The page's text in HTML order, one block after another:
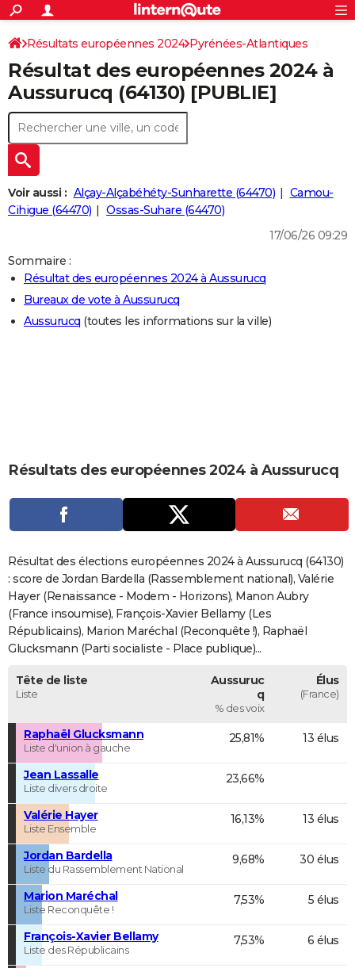
ACTUALITÉS
Politique
Société
Faits Divers
Education
Monde
Villes
+
SPORT
Coupe du monde 2026
Football
Tennis
Cyclisme
Rugby
Forum
Programme TV
TNT
Streaming
Cinéma
Sorties cinéma
Musique
+
FINANCE
Retraite
Impôts
Epargne
Immobilier
Risques naturels par ville
Banque
Assurance
Crédit
AUTO
Essais
Réserver un essai
Citadines
Berlines
SUV
Forum auto
+
HIGH-TECH
Mobiles
Meilleur smartphone
Internet
Ordinateurs
Jeux vidéo
Guide high-tech
+
BRICOLAGE
Guides de France
Escapades
Patrimoine
Expositions
Musées
Week-end nature
LIFESTYLE
Art de vivre
Bien-être
Loisirs
Mode
Modes de vie
CARTE DE VOEUX
Carte de Noël
Carte Bonne année
Carte Saint-Valentin
Carte Pâques
Carte d'anniversaire
DICTIONNAIRE
Dictionnaire
Biographies
Citations
Expressions
Proverbes
PROGRAMME TV
COPAINS D'AVANT
S'inscrire
Se connecter
Lycées
Collèges
Primaires
Universités
Entreprises
Service militaire
Avis de recherche
AVIS DE DÉCÈS
FORUM
Rechercher
S'inscrire
Connexion
Résultats européennes 2024 Pyrénées-Atlantiques
Résultat des européennes 2024 à
Aussurucq (64130) [PUBLIE]
Voir aussi : Alçay-Alçabéhéty-Sunharette (64470)
Camou-
Cihigue (64470)
Ossas-Suhare (64470)
17/06/26 09:29
Sommaire :
Résultat des européennes 2024 à Aussurucq
Bureaux de vote à Aussurucq
Aussurucq (toutes les informations sur la ville)
Résultats des européennes 2024 à Aussurucq
Résultat des élections européennes 2024 à Aussurucq (64130)
: score de Jordan Bardella (Rassemblement national), Valérie
Hayer (Renaissance - Modem - Horizons), Manon Aubry
(France insoumise), François-Xavier Bellamy (Les
Républicains), Marion Maréchal (Reconquête !), Raphaël
Glucksmann (Parti socialiste - Place publique)...
Tête de liste
Liste
Aussuruc
q
% des voix
Élus
(France)
Raphaël Glucksmann
Liste d'union à gauche
25,81% 13 élus
Jean Lassalle
Liste divers droite
23,66%
Valérie Hayer
Liste Ensemble
16,13% 13 élus
Jordan Bardella
Liste du Rassemblement National
9,68% 30 élus
Marion Maréchal
Liste Reconquête !
7,53% 5 élus
François-Xavier Bellamy
Liste des Républicains
7,53% 6 élus